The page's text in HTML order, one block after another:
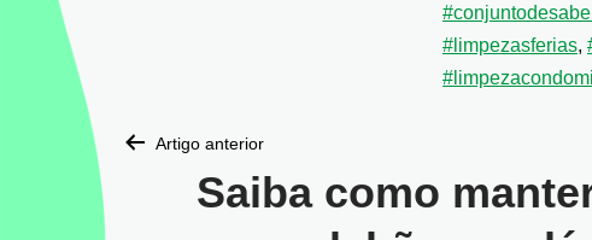
#limpezasferias,
Artigo anterior
Saiba como